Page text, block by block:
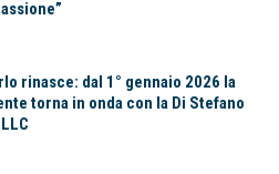
rinasce: dal 1° gennaio 2026 la
torna in onda con la Di Stefano